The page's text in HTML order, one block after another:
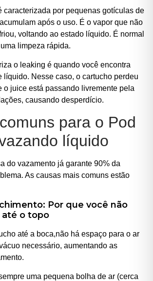
caracterizada por pequenas gotículas de
após o uso. É o vapor que não
voltando ao estado líquido. É normal
limpeza rápida.
o leaking é quando você encontra
líquido. Nesse caso, o cartucho perdeu
o juice está passando livremente pela
causando desperdício.
para o Pod
líquido
do vazamento já garante 90% da
As causas mais comuns estão
Por que você não
o topo
até a boca,não há espaço para o ar
necessário, aumentando as
uma pequena bolha de ar (cerca